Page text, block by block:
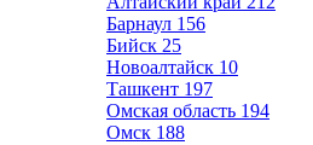
Барнаул 156
Бийск 25
Новоалтайск 10
Ташкент 197
Омская область 194
Омск 188